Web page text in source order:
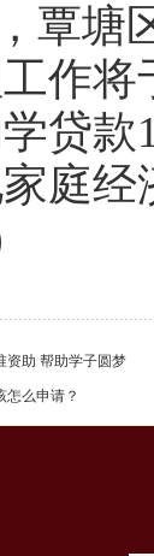
覃塘
作将
贷款
庭经
资助 帮助学子圆梦
怎么申请？